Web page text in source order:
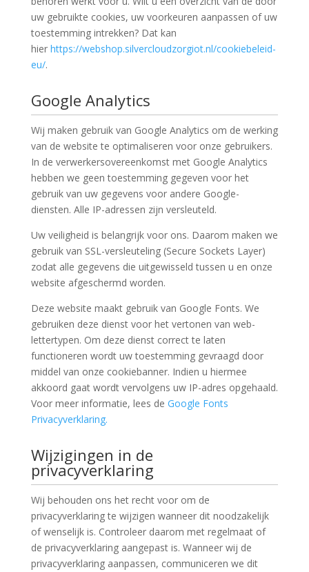
uw gebruikte cookies, uw voorkeuren aanpassen of uw
toestemming intrekken? Dat kan
hier https://webshop.silvercloudzorgiot.nl/cookiebeleid-
eu/.
Google Analytics
Wij maken gebruik van Google Analytics om de werking
van de website te optimaliseren voor onze gebruikers.
In de verwerkersovereenkomst met Google Analytics
hebben we geen toestemming gegeven voor het
gebruik van uw gegevens voor andere Google-
diensten. Alle IP-adressen zijn versleuteld.
Uw veiligheid is belangrijk voor ons. Daarom maken we
gebruik van SSL-versleuteling (Secure Sockets Layer)
zodat alle gegevens die uitgewisseld tussen u en onze
website afgeschermd worden.
Deze website maakt gebruik van Google Fonts. We
gebruiken deze dienst voor het vertonen van web-
lettertypen. Om deze dienst correct te laten
functioneren wordt uw toestemming gevraagd door
middel van onze cookiebanner. Indien u hiermee
akkoord gaat wordt vervolgens uw IP-adres opgehaald.
Voor meer informatie, lees de Google Fonts
Privacyverklaring.
Wijzigingen in de
privacyverklaring
Wij behouden ons het recht voor om de
privacyverklaring te wijzigen wanneer dit noodzakelijk
of wenselijk is. Controleer daarom met regelmaat of
de privacyverklaring aangepast is. Wanneer wij de
privacyverklaring aanpassen, communiceren we dit